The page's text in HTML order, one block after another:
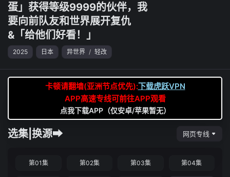
蛋」获得等级9999的伙伴，我
要向前队友和世界展开复仇
&「给他们好看！」
2025 日本 异世界 / 轻改
卡顿请翻墙(亚洲节点优先):下载虎跃VPN
APP高速专线可前往APP观看
点我下载APP（仅安卓/苹果暂无）
选集|换源➡ 网页专线
第01集 第02集 第03集 第04集